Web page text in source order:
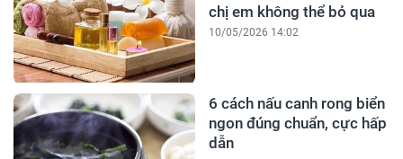
chị em không thể bỏ qua
10/05/2026 14:02
6 cách nấu canh rong biển
ngon đúng chuẩn, cực hấp
dẫn